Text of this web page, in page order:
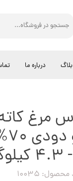
بلاگ درباره ما
کالباس مرغ کاته چینو دودی 70% سورن - 4.3
مرغ
چینو
10035